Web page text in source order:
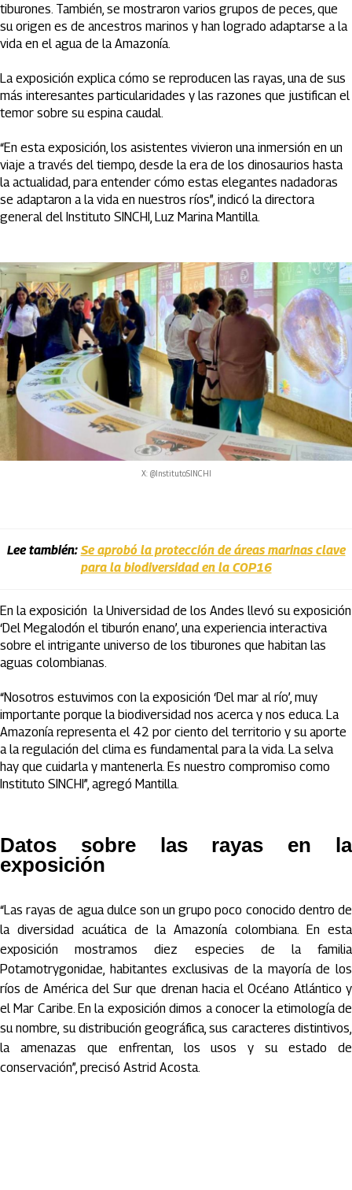
tiburones. También, se mostraron varios grupos de peces, que
su origen es de ancestros marinos y han logrado adaptarse a la
vida en el agua de la Amazonía.
La exposición explica cómo se reproducen las rayas, una de sus
más interesantes particularidades y las razones que justifican el
temor sobre su espina caudal.
“En esta exposición, los asistentes vivieron una inmersión en un
viaje a través del tiempo, desde la era de los dinosaurios hasta
la actualidad, para entender cómo estas elegantes nadadoras
se adaptaron a la vida en nuestros ríos”, indicó la directora
general del Instituto SINCHI, Luz Marina Mantilla.
X: @InstitutoSINCHI
Lee también: Se aprobó la protección de áreas marinas clave
para la biodiversidad en la COP16
En la exposición la Universidad de los Andes llevó su exposición
‘Del Megalodón el tiburón enano’, una experiencia interactiva
sobre el intrigante universo de los tiburones que habitan las
aguas colombianas.
“Nosotros estuvimos con la exposición ‘Del mar al río’, muy
importante porque la biodiversidad nos acerca y nos educa. La
Amazonía representa el 42 por ciento del territorio y su aporte
a la regulación del clima es fundamental para la vida. La selva
hay que cuidarla y mantenerla. Es nuestro compromiso como
Instituto SINCHI”, agregó Mantilla.
Datos sobre las rayas en la
exposición
“Las rayas de agua dulce son un grupo poco conocido dentro de
la diversidad acuática de la Amazonía colombiana. En esta
exposición mostramos diez especies de la familia
Potamotrygonidae, habitantes exclusivas de la mayoría de los
ríos de América del Sur que drenan hacia el Océano Atlántico y
el Mar Caribe. En la exposición dimos a conocer la etimología de
su nombre, su distribución geográfica, sus caracteres distintivos,
la amenazas que enfrentan, los usos y su estado de
conservación”, precisó Astrid Acosta.